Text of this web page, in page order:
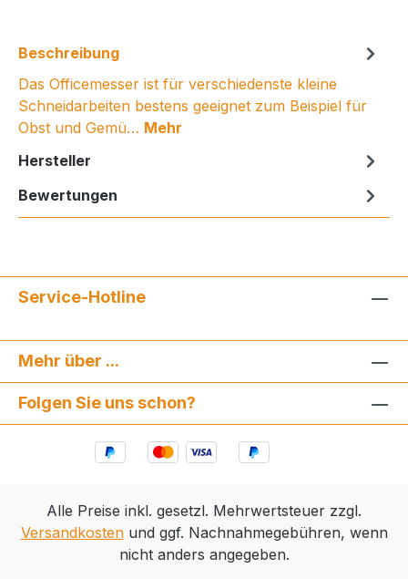
Beschreibung
Das Officemesser ist für verschiedenste kleine
Schneidarbeiten bestens geeignet zum Beispiel für
Obst und Gemü… Mehr
Hersteller
Bewertungen
Service-Hotline
Mehr über ...
Folgen Sie uns schon?
Alle Preise inkl. gesetzl. Mehrwertsteuer zzgl.
Versandkostenund ggf. Nachnahmegebühren, wenn
nicht anders angegeben.